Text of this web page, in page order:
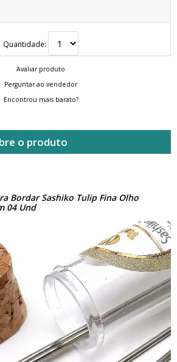
Quantidade:
Avaliar produto
Perguntar ao vendedor
Encontrou mais barato?
o produto
Bordar Sashiko Tulip Fina Olho
04 Und